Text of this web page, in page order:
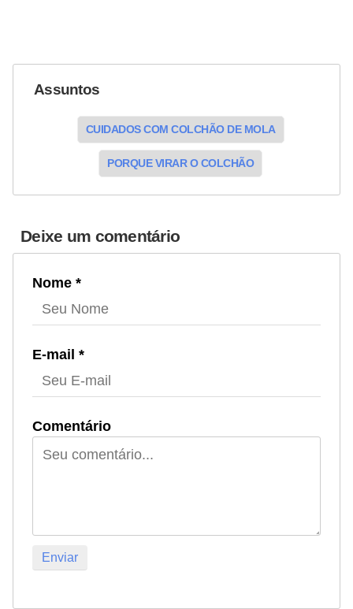
Assuntos
CUIDADOS COM COLCHÃO DE MOLA
PORQUE VIRAR O COLCHÃO
Deixe um comentário
Nome *
E-mail *
Comentário